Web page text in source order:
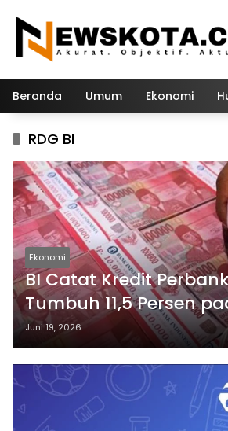
konten
Beranda Umum Ekonomi
RDG BI
Ekonomi
BI Catat Kredit
Tumbuh 11,5 Persen
2026
Juni 19, 2026